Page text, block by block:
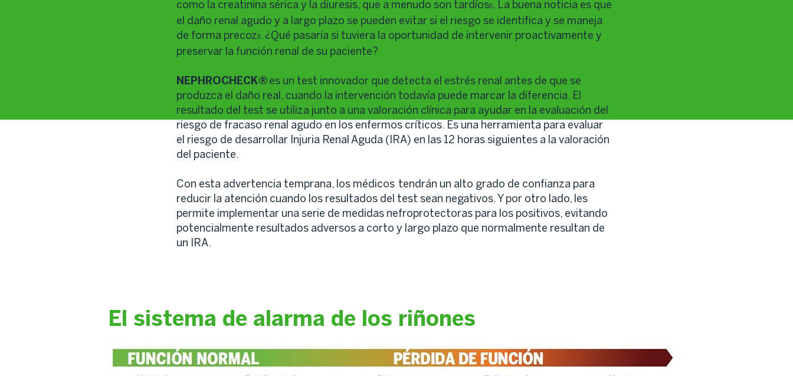
como la creatinina sérica y la diuresis, que a menudo son tardíos8 . La buena noticia es que
el daño renal agudo y a largo plazo se pueden evitar si el riesgo se identifica y se maneja
de forma precoz9 . ¿Qué pasaría si tuviera la oportunidad de intervenir proactivamente y
preservar la función renal de su paciente?
NEPHROCHECK® es un test innovador que detecta el estrés renal antes de que se
produzca el daño real, cuando la intervención todavía puede marcar la diferencia. El
resultado del test se utiliza junto a una valoración clínica para ayudar en la evaluación del
riesgo de fracaso renal agudo en los enfermos críticos. Es una herramienta para evaluar
el riesgo de desarrollar Injuria Renal Aguda (IRA) en las 12 horas siguientes a la valoración
del paciente.
Con esta advertencia temprana, los médicos tendrán un alto grado de confianza para
reducir la atención cuando los resultados del test sean negativos. Y por otro lado, les
permite implementar una serie de medidas nefroprotectoras para los positivos, evitando
potencialmente resultados adversos a corto y largo plazo que normalmente resultan de
un IRA.
El sistema de alarma de los riñones